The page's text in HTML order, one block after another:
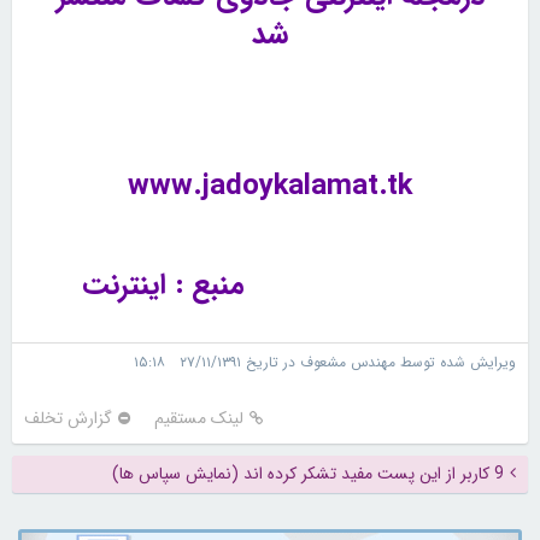
شد
www.jadoykalamat.tk
منبع : اینترنت
ویرایش شده توسط مهندس مشعوف در تاریخ ۲۷/۱۱/۱۳۹۱ ۱۵:۱۸
لینک مستقیم گزارش تخلف
9 کاربر از این پست مفید تشکر کرده اند (نمایش سپاس ها)